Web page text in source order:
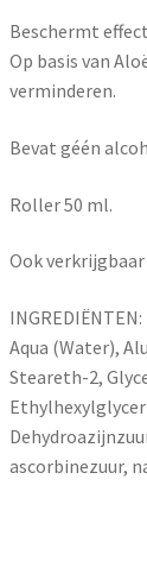
Beschermt
Op basis van
verminderen.
Bevat géén
Roller 50 ml.
Ook
INGREDIËNTEN:
Aqua (Water),
Steareth-2,
ascorbinezuur,